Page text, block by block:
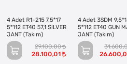
4 Adet R1-215 7,5*17
5*112 ET40 57,1 SILVER
JANT (Takım)
29.100,00
28.100,01
4 Adet 3SDM
5*112 ET40 GUN
JANT (Takım)